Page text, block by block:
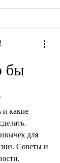
бы
и какие
для
Советы и